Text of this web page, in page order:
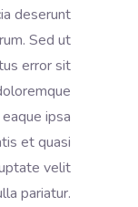
deserunt
Sed ut
error sit
ipsa
et quasi
velit
pariatur.